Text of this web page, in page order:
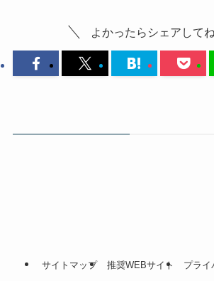
よかったらシェアしてね
サイトマップ 推奨WEBサイト プライ